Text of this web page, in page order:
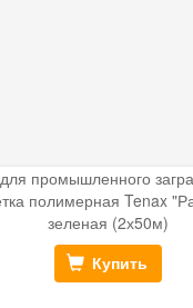
промышленного
полимерная Tenax
зеленая (2х50м)
Купить